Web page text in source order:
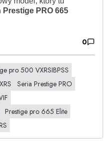
Prestige PRO 665
0
pro 500 VXRSIBPSS
Seria Prestige PRO
Prestige pro 665 Elite